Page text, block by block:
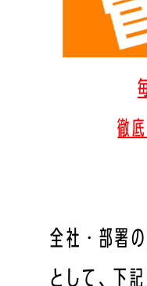
徹
全社・部署
として、下